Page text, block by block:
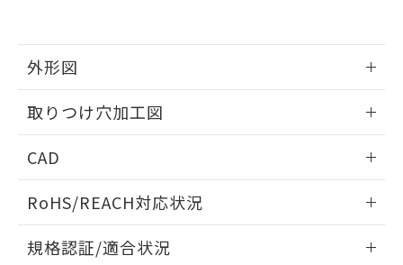
外形図
取りつけ穴加工図
CAD
ドすることができます。
RoHS/REACH対応状況
規格認証/適合状況
および当社の共同利用者が、当社の製
※当社の共同利用者とは、
の共同利用に関して"
の「1.共同利
とができます。
EU RoHS指令（10物質）の非含有証明書
ものではありません。
また、RoHS指令のフタル酸エステル類４
物質の対応では、対応完了までの期間は出
荷製品に未対応品が混在することから備考